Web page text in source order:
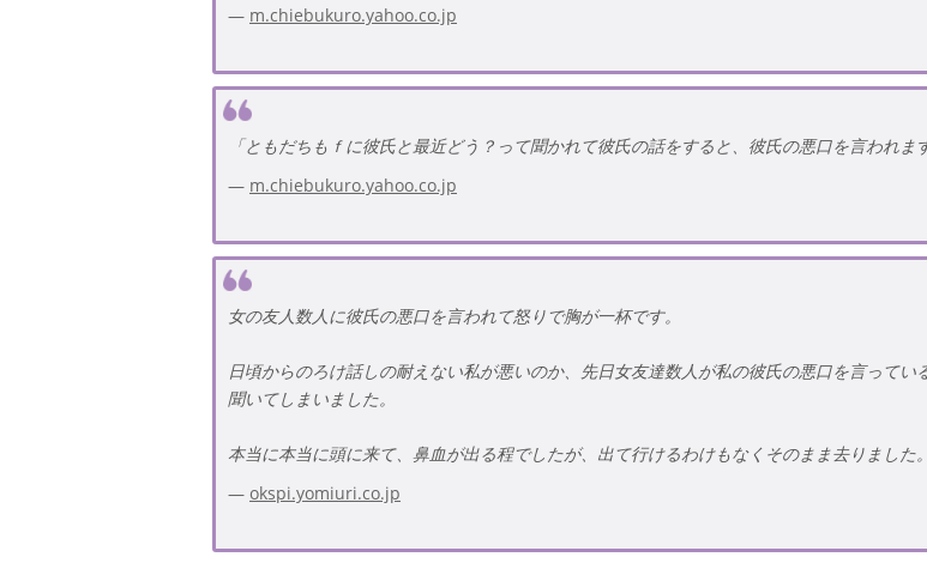
m.chiebukuro.yahoo.co.jp
「ともだちもｆに彼氏と最近どう？って聞かれて彼氏の話をすると、彼氏の悪口を言われます
m.chiebukuro.yahoo.co.jp
女の友人数人に彼氏の悪口を言われて怒りで胸が一杯です。
日頃からのろけ話しの耐えない私が悪いのか、先日女友達数人が私の彼氏の悪口を言ってい
聞いてしまいました。
本当に本当に頭に来て、鼻血が出る程でしたが、出て行けるわけもなくそのまま去りました。
okspi.yomiuri.co.jp